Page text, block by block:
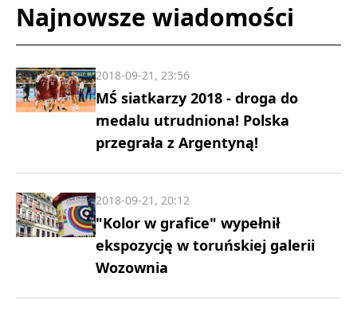
Najnowsze wiadomości
MŚ siatkarzy 2018 - droga do
medalu utrudniona! Polska
przegrała z Argentyną!
2018-09-21, 23:56
"Kolor w grafice" wypełnił
ekspozycję w toruńskiej galerii
Wozownia
2018-09-21, 20:12